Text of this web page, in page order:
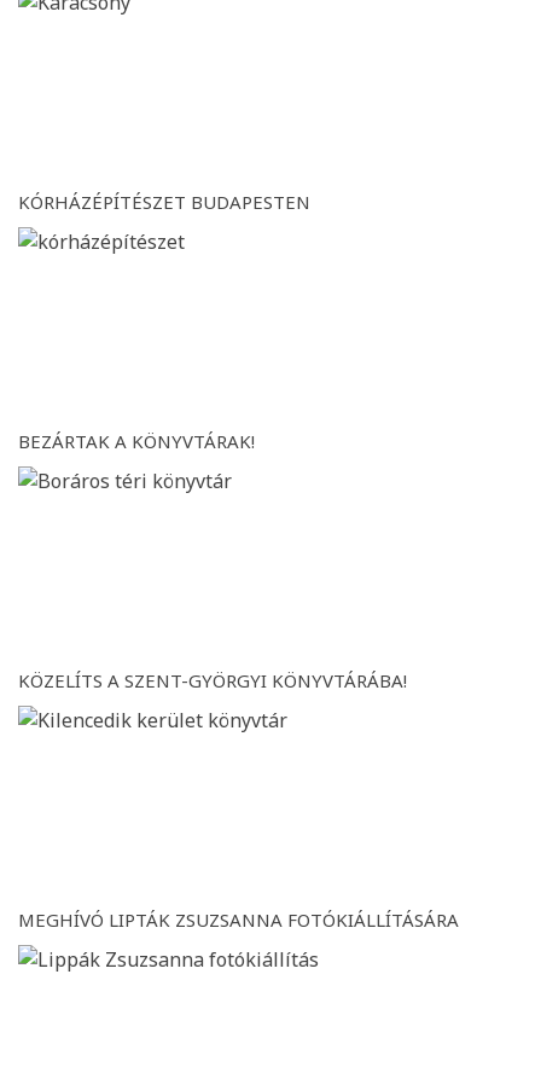
KÓRHÁZÉPÍTÉSZET BUDAPESTEN
BEZÁRTAK A KÖNYVTÁRAK!
KÖZELÍTS A SZENT-GYÖRGYI KÖNYVTÁRÁBA!
MEGHÍVÓ LIPTÁK ZSUZSANNA FOTÓKIÁLLÍTÁSÁRA